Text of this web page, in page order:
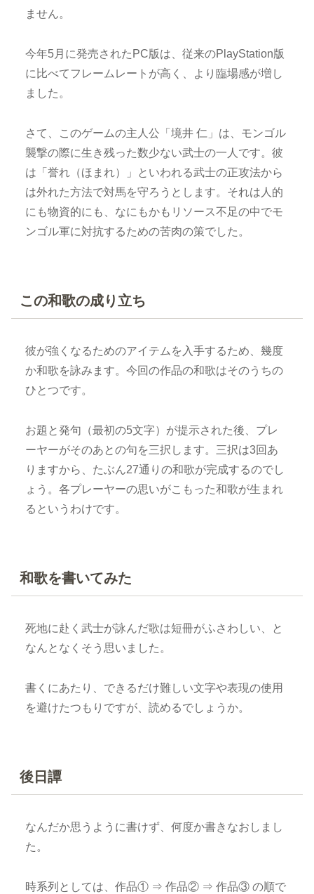
ません。
今年5月に発売されたPC版は、従来のPlayStation版
に比べてフレームレートが高く、より臨場感が増し
ました。
さて、このゲームの主人公「境井 仁」は、モンゴル
襲撃の際に生き残った数少ない武士の一人です。彼
は「誉れ（ほまれ）」といわれる武士の正攻法から
は外れた方法で対馬を守ろうとします。それは人的
にも物資的にも、なにもかもリソース不足の中でモ
ンゴル軍に対抗するための苦肉の策でした。
この和歌の成り立ち
彼が強くなるためのアイテムを入手するため、幾度
か和歌を詠みます。今回の作品の和歌はそのうちの
ひとつです。
お題と発句（最初の5文字）が提示された後、プレ
ーヤーがそのあとの句を三択します。三択は3回あ
りますから、たぶん27通りの和歌が完成するのでし
ょう。各プレーヤーの思いがこもった和歌が生まれ
るというわけです。
和歌を書いてみた
死地に赴く武士が詠んだ歌は短冊がふさわしい、と
なんとなくそう思いました。
書くにあたり、できるだけ難しい文字や表現の使用
を避けたつもりですが、読めるでしょうか。
後日譚
なんだか思うように書けず、何度か書きなおしまし
た。
時系列としては、作品① ⇒ 作品② ⇒ 作品③ の順で